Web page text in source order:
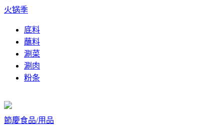
火锅季
底料
蘸料
涮菜
涮肉
粉条
節慶食品/用品